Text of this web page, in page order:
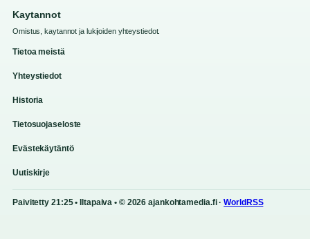
Kaytannot
Omistus, kaytannot ja lukijoiden yhteystiedot.
Tietoa meistä
Yhteystiedot
Historia
Tietosuojaseloste
Evästekäytäntö
Uutiskirje
Paivitetty 21:25 • Iltapaiva • © 2026 ajankohtamedia.fi ·WorldRSS